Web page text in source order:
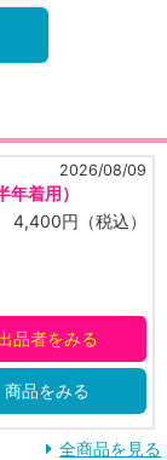
全商品を見る